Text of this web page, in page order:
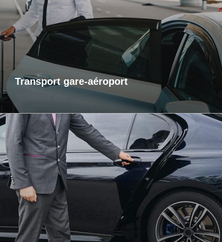
Transport gare-aéroport
service de transport fiable et ponctuel vers les gares et
aéroports. Je m’assure que vous arriviez à l’heure, sans
contrainte et dans un confort optimal. Que vous voyagiez
pour affaires ou pour le plaisir, laissez-moi gérer votre trajet
afin que vous puissiez vous concentrer sur l’essentiel : votre
voyage.
Transports inter-région
Pour vos trajets longue distance, je vous propose un service
de transport inter-régional fiable et confortable. Que ce soit
pour des raisons personnelles ou professionnelles,
bénéficiez d’un accompagnement adapté à vos besoins,
avec des trajets sûrs et sur mesure.